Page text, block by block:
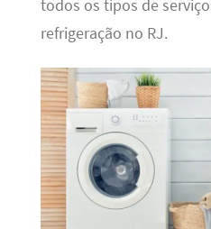
todos os tipos de
refrigeração no RJ.